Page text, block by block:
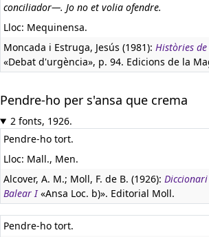
conciliador—. Jo no et volia ofendre.
Lloc: Mequinensa.
Moncada i Estruga, Jesús (1981): Històries
«Debat d'urgència», p. 94. Edicions de la
Pendre-ho per s'ansa que crema
2 fonts, 1926.
Pendre-ho tort.
Lloc: Mall., Men.
Alcover, A. M.; Moll, F. de B. (1926):
Balear I«Ansa Loc. b)». Editorial Moll.
Pendre-ho tort.